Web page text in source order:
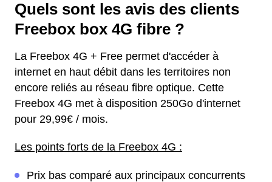
Quels sont les avis des clients
Freebox box 4G fibre ?
La Freebox 4G + Free permet d'accéder à
internet en haut débit dans les territoires non
encore reliés au réseau fibre optique. Cette
Freebox 4G met à disposition 250Go d'internet
pour 29,99€ / mois.
Les points forts de la Freebox 4G :
Prix bas comparé aux principaux concurrents